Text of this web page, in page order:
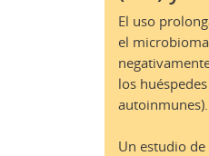
El uso
el
los
autoinmunes).
Un estudio